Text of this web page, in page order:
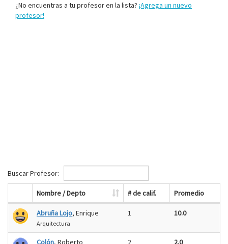
¿No encuentras a tu profesor en la lista? ¡Agrega un nuevo
profesor!
Buscar Profesor:
Nombre / Depto # de calif. Promedio
Abruña Lojo, Enrique
Arquitectura
1 10.0
Colón, Roberto 2 2.0